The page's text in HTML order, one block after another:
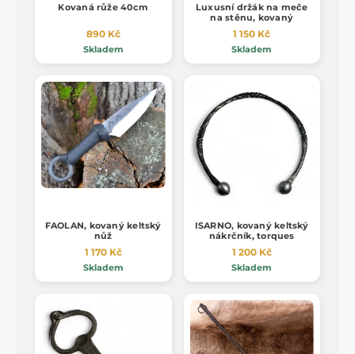
Kovaná růže 40cm
890 Kč
Skladem
Luxusní držák na meče
na stěnu, kovaný
1 150 Kč
Skladem
FAOLAN, kovaný keltský
nůž
1 170 Kč
Skladem
ISARNO, kovaný keltský
nákrčník, torques
1 200 Kč
Skladem